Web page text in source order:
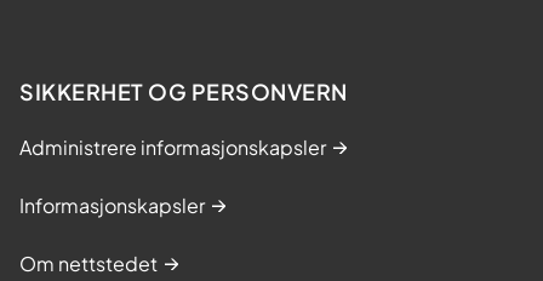
SIKKERHET OG PERSONVERN
Administrere informasjonskapsler
Informasjonskapsler
Om nettstedet